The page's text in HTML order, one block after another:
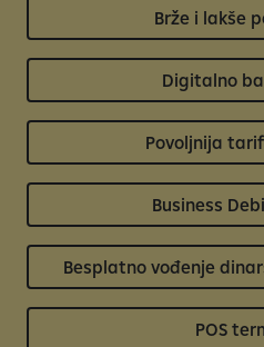
Brže i lakše
Digitalno
Povoljnija
Business
Besplatno vođenje
POS